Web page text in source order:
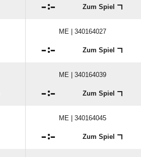
: Zum Spiel
ME | 340164027
: Zum Spiel
ME | 340164039
: Zum Spiel
ME | 340164045
: Zum Spiel